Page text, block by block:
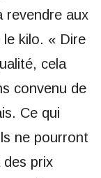
revendre aux
le kilo. « Dire
cela
convenu de
Ce qui
ne pourront
des prix